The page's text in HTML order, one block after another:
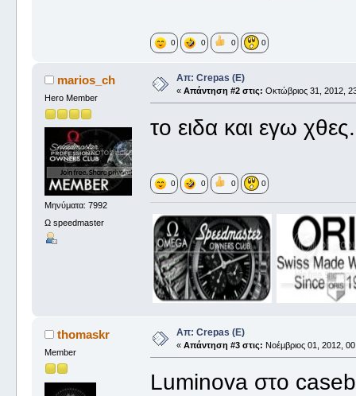
0 0 0 0
marios_ch
Hero Member
Μηνύματα: 7992
Ω speedmaster
Απ: Crepas (E)
« Απάντηση #2 στις: Οκτώβριος 31, 2012,
το ειδα και εγω
0 0 0 0
thomaskr
Member
Απ: Crepas (E)
« Απάντηση #3 στις: Νοέμβριος 01, 2012,
Luminova στο